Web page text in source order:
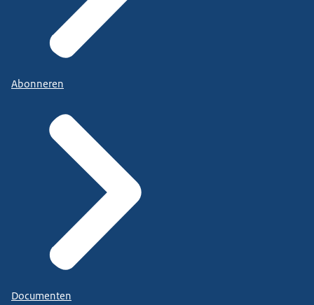
Abonneren
Documenten